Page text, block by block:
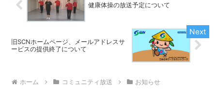
健康体操の放送予定について
旧SCNホームページ、メールアドレスサ
ービスの提供終了について
ホーム コミュニティ放送 お知らせ